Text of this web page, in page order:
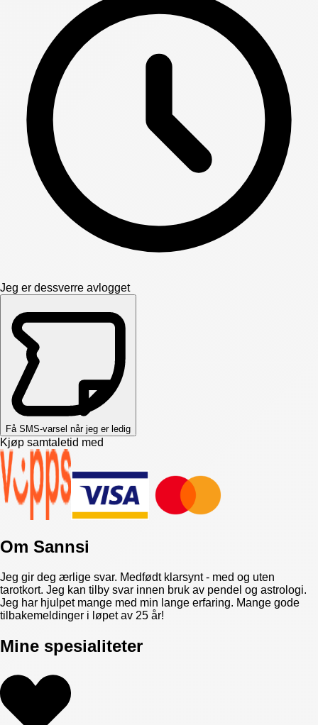
Jeg er dessverre avlogget
Få SMS-varsel når jeg er ledig
Kjøp samtaletid med
Om Sannsi
Jeg gir deg ærlige svar. Medfødt klarsynt - med og uten
tarotkort. Jeg kan tilby svar innen bruk av pendel og astrologi.
Jeg har hjulpet mange med min lange erfaring. Mange gode
tilbakemeldinger i løpet av 25 år!
Mine spesialiteter